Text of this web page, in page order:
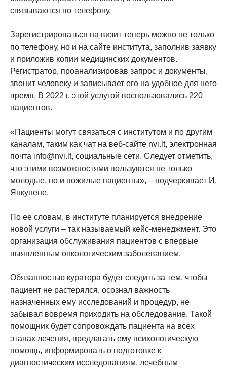
связываются по телефону.
Зарегистрироваться на визит теперь можно не только
по телефону, но и на сайте института, заполнив заявку
и приложив копии медицинских документов.
Регистратор, проанализировав запрос и документы,
звонит человеку и записывает его на удобное для него
время. В 2022 г. этой услугой воспользовались 220
пациентов.
«Пациенты могут связаться с институтом и по другим
каналам, таким как чат на веб-сайте nvi.lt, электронная
почта info@nvi.lt, социальные сети. Следует отметить,
что этими возможностями пользуются не только
молодые, но и пожилые пациенты», – подчеркивает И.
Янкунене.
По ее словам, в институте планируется внедрение
новой услуги – так называемый кейс-менеджмент. Это
организация обслуживания пациентов с впервые
выявленным онкологическим заболеванием.
Обязанностью куратора будет следить за тем, чтобы
пациент не растерялся, осознал важность
назначенных ему исследований и процедур, не
забывал вовремя приходить на обследование. Такой
помощник будет сопровождать пациента на всех
этапах лечения, предлагать ему психологическую
помощь, информировать о подготовке к
диагностическим исследованиям, лечебным